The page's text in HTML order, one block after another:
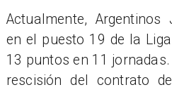
Actualmente,
en el puesto 19 de la
13 puntos en 11
rescisión del contrato